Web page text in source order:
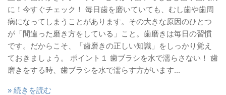
に！今すぐチェック！ 毎日歯を磨いていても、むし歯や歯周
病になってしまうことがあります。その大きな原因のひとつ
が「間違った磨き方をしている」こと。歯磨きは毎日の習慣
です。だからこそ、「歯磨きの正しい知識」をしっかり覚え
ておきましょう。 ポイント１ 歯ブラシを水で濡らさない！ 歯
磨きをする時、歯ブラシを水で濡らす方がいます...
» 続きを読む